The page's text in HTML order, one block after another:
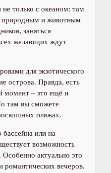
только с океаном: там
природным и животным
заняться
желающих ждут
для экзотического
острова. Правда, есть
момент – это ещё и
там вы сможете
пляжах.
или на
возможность
Особенно актуально это
романтических вечеров.